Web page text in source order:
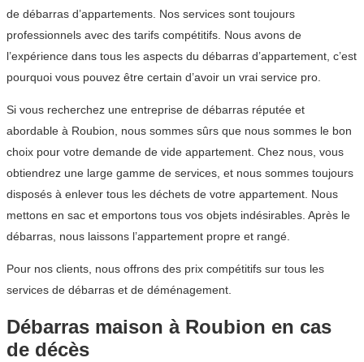
de débarras d’appartements. Nos services sont toujours
professionnels avec des tarifs compétitifs. Nous avons de
l’expérience dans tous les aspects du débarras d’appartement, c’est
pourquoi vous pouvez être certain d’avoir un vrai service pro.
Si vous recherchez une entreprise de débarras réputée et
abordable à Roubion, nous sommes sûrs que nous sommes le bon
choix pour votre demande de vide appartement. Chez nous, vous
obtiendrez une large gamme de services, et nous sommes toujours
disposés à enlever tous les déchets de votre appartement. Nous
mettons en sac et emportons tous vos objets indésirables. Après le
débarras, nous laissons l’appartement propre et rangé.
Pour nos clients, nous offrons des prix compétitifs sur tous les
services de débarras et de déménagement.
Débarras maison à Roubion en cas
de décès